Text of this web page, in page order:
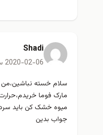
Shadi
2020-02-06 ساعت 23:49
سلام خسته
مارک فوما
میوه خشک کن باید
جواب بدین